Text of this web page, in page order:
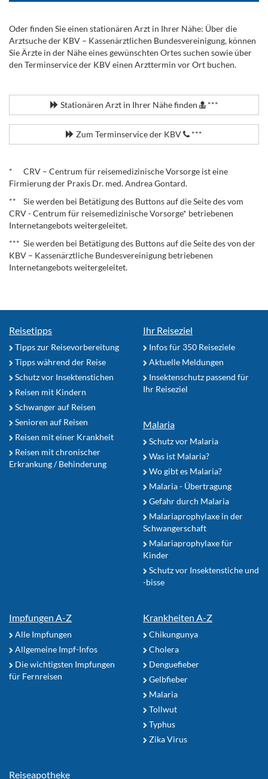
Oder finden Sie einen stationären Arzt in Ihrer Nähe: Über die
Arztsuche der KBV – Kassenärztlichen Bundesvereinigung, können
Sie Ärzte in der Nähe eines gewünschten Ortes suchen sowie über
den Terminservice der KBV einen Arzttermin vor Ort buchen.
Stationären Arzt in Ihrer Nähe finden ***
Zum Terminservice der KBV ***
* CRV – Centrum für reisemedizinische Vorsorge ist eine
Firmierung der Praxis Dr. med. Andrea Gontard.
** Sie werden bei Betätigung des Buttons auf die Seite des vom
CRV - Centrum für reisemedizinische Vorsorge* betriebenen
Internetangebots weitergeleitet.
*** Sie werden bei Betätigung des Buttons auf die Seite des von der
KBV – Kassenärztliche Bundesvereinigung betriebenen
Internetangebots weitergeleitet.
Reisetipps
Tipps zur Reisevorbereitung
Tipps während der Reise
Schutz vor Insektenstichen
Reisen mit Kindern
Schwanger auf Reisen
Senioren auf Reisen
Reisen mit einer Krankheit
Reisen mit chronischer
Erkrankung / Behinderung
Ihr Reiseziel
Infos für 350 Reiseziele
Aktuelle Meldungen
Insektenschutz passend für
Ihr Reiseziel
Malaria
Schutz vor Malaria
Was ist Malaria?
Wo gibt es Malaria?
Malaria - Übertragung
Gefahr durch Malaria
Malariaprophylaxe in der
Schwangerschaft
Malariaprophylaxe für
Kinder
Schutz vor Insektenstiche und
-bisse
Impfungen A-Z
Alle Impfungen
Allgemeine Impf-Infos
Die wichtigsten Impfungen
für Fernreisen
Krankheiten A-Z
Chikungunya
Cholera
Denguefieber
Gelbfieber
Malaria
Tollwut
Typhus
Zika Virus
Reiseapotheke